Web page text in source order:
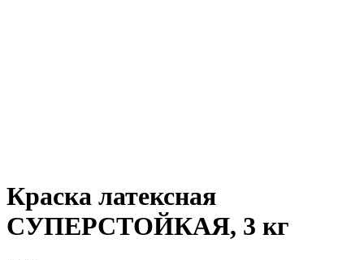
Краска латексная
СУПЕРСТОЙКАЯ, 3 кг